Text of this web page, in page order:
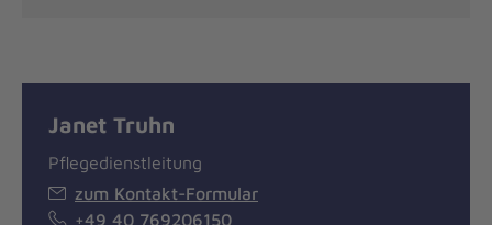
Janet Truhn
Pflegedienstleitung
zum Kontakt-Formular
+49 40 769206150